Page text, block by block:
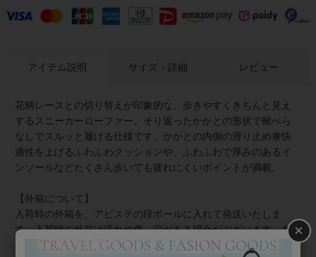
アイテム説明
花柄レースとの切り替えが印象的な、歩きやすくきちんと見え
するスニーカーローファー。そり返ったかかとの形状で靴べら
なしでスルッと履ける仕様です。かかとの内側の滑り止め兼快
適性を上げるふわふわクッションや、ふわふわで厚みのあるイ
ンソールなどたくさん歩いても疲れにくいポイントが満載。
【外箱について】
入荷時の外箱を、アビステの段ボールに入れて発送いたしま
す。入荷時の外箱は汚れや傷、穴がある場合がございます。あ
くまで緩衝材としてご理解を賜れますようお願いいたします。
サイズ・詳細 レビュー
×